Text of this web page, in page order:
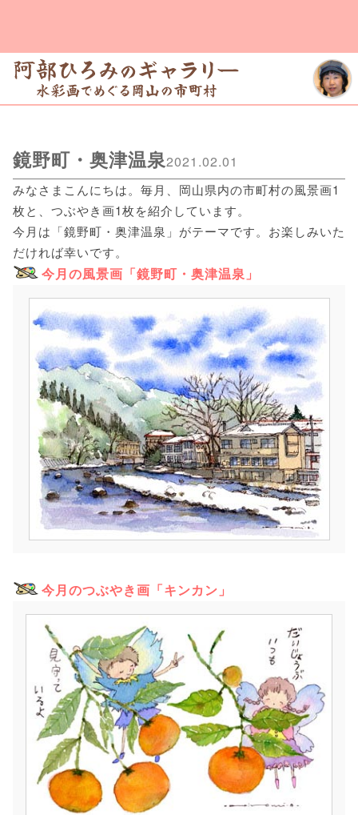
鏡野町・奥津温泉2021.02.01
みなさまこんにちは。毎月、岡山県内の市町村の風景画1
枚と、つぶやき画1枚を紹介しています。
今月は「鏡野町・奥津温泉」がテーマです。お楽しみいた
だければ幸いです。
今月の風景画「鏡野町・奥津温泉」
今月のつぶやき画「キンカン」